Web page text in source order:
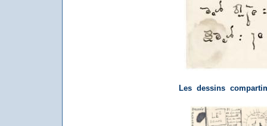
Les dessins